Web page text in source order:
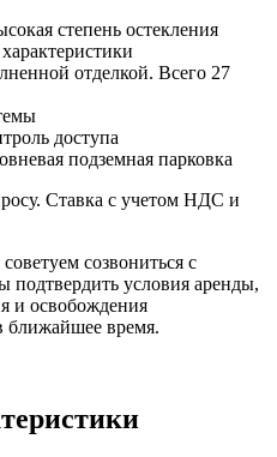
степень остекления
отделкой. Всего 27
доступа
подземная парковка
Ставка с учетом НДС и
созвониться с
подтвердить условия аренды,
и освобождения
ближайшее время.